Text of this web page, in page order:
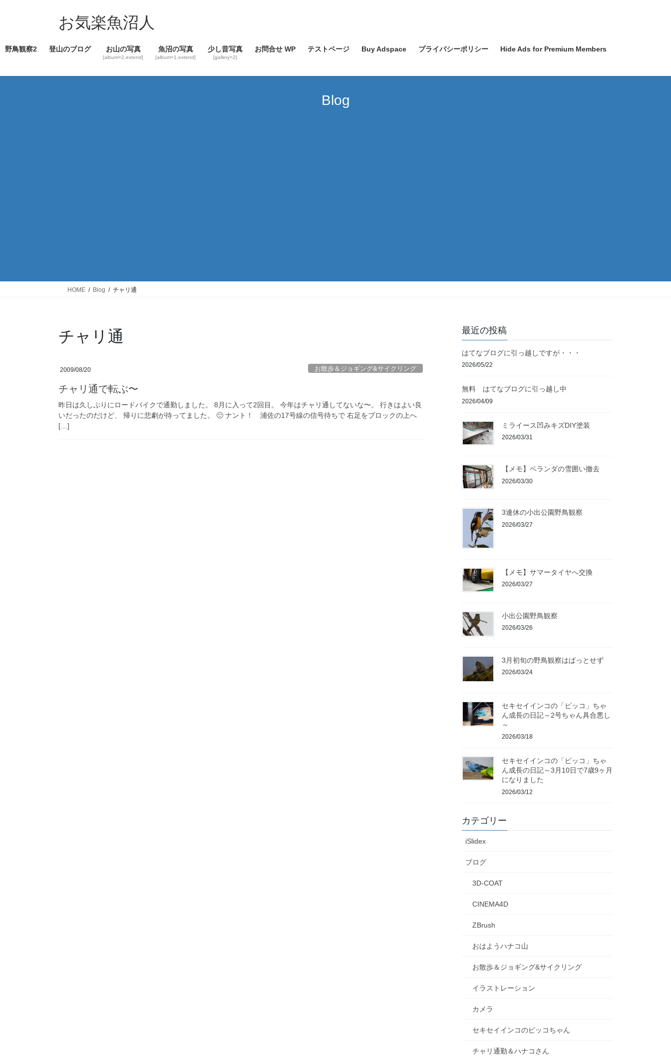
ツ
ス
シ
ン
お気楽魚沼人
野鳥観察2 登山のブログ お山の写真
[album=2,extend]
魚沼の写真
[album=1,extend]
少し昔写真
[gallery=2]
お問合せ WP テストページ Buy Adspace プライバシーポリシー Hide Ads for Premium Members
Blog
HOME Blog チャリ通
チャリ通
2009/08/20 お散歩＆ジョギング&サイクリング
チャリ通で転ぶ〜
昨日は久しぶりにロードバイクで通勤しました。 8月に入って2回目。 今年はチャリ通してないな〜。 行きはよい良
いだったのだけど、 帰りに悲劇が待ってました。 🙁 ナント！ 浦佐の17号線の信号待ちで 右足をブロックの上へ
[…]
最近の投稿
はてなブログに引っ越しですが・・・
2026/05/22
無料 はてなブログに引っ越し中
2026/04/09
ミライース凹みキズDIY塗装
2026/03/31
【メモ】ベランダの雪囲い撤去
2026/03/30
3連休の小出公園野鳥観察
2026/03/27
【メモ】サマータイヤへ交換
2026/03/27
小出公園野鳥観察
2026/03/26
3月初旬の野鳥観察はぱっとせず
2026/03/24
セキセイインコの「ピッコ」ちゃ
ん成長の日記～2号ちゃん具合悪し
～
2026/03/18
セキセイインコの「ピッコ」ちゃ
ん成長の日記～3月10日で7歳9ヶ月
になりました
2026/03/12
カテゴリー
iSlidex
ブログ
3D-COAT
CINEMA4D
ZBrush
おはようハナコ山
お散歩＆ジョギング&サイクリング
イラストレーション
カメラ
セキセイインコのピッコちゃん
チャリ通勤＆ハナコさん